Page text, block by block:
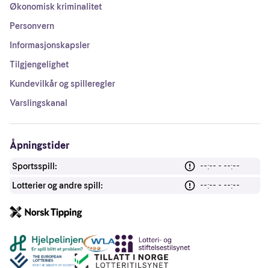
Økonomisk kriminalitet
Personvern
Informasjonskapsler
Tilgjengelighet
Kundevilkår og spilleregler
Varslingskanal
Åpningstider
Sportsspill:
--:-- - --:--
Lotterier og andre spill:
--:-- - --:--
Andre lenker